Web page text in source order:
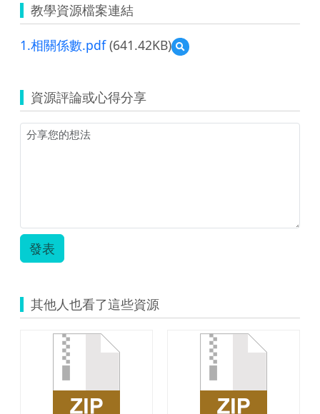
教學資源檔案連結
1.相關係數.pdf(641.42KB)
預
覽
係
數.pdf
資源評論或心得分享
發表
其他人也看了這些資源